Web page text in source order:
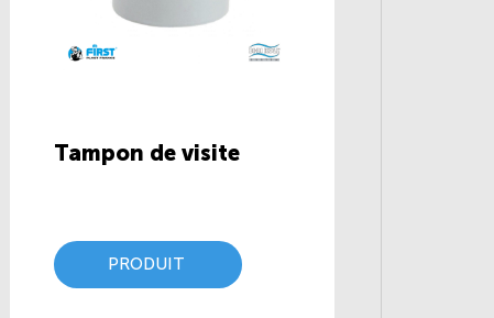
Tampon de visite
PRODUIT